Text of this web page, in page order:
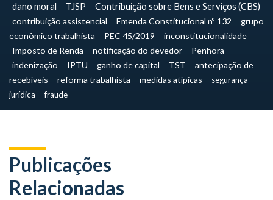
dano moral
TJSP Contribuição sobre Bens e Serviços (CBS)
contribuição assistencial Emenda Constitucional nº 132
grupo
econômico trabalhista
PEC 45/2019
inconstitucionalidade
Imposto de Renda
notificação do devedor
Penhora
indenização
IPTU ganho de capital TST
antecipação de
recebíveis
reforma trabalhista medidas atípicas
segurança
jurídica
fraude
Publicações
Relacionadas